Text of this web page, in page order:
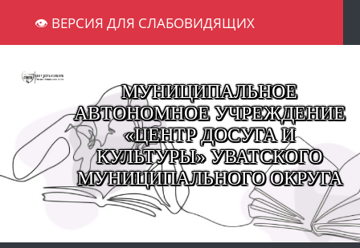
👁 ВЕРСИЯ ДЛЯ СЛАБОВИДЯЩИХ
МУНИЦИПАЛЬНОЕ
АВТОНОМНОЕ УЧРЕЖДЕНИЕ
«ЦЕНТР ДОСУГА И
КУЛЬТУРЫ» УВАТСКОГО
МУНИЦИПАЛЬНОГО ОКРУГА